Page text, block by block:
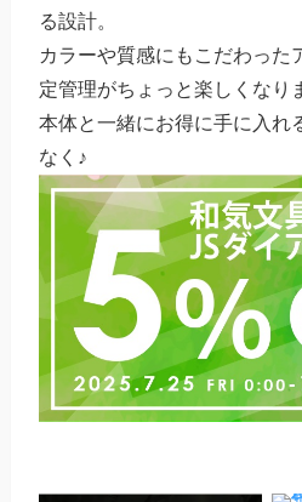
る設計。
カラーや質感にもこだわった
定管理がちょっと楽しくなり
本体と一緒にお得に手に入れ
なく♪